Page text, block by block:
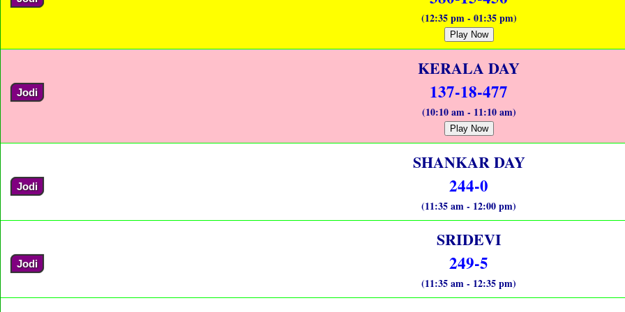
(12:35 pm - 01:35 pm)
Play Now
KERALA DAY
Jodi 137-18-477
(10:10 am - 11:10 am)
Play Now
SHANKAR DAY
Jodi 244-0
(11:35 am - 12:00 pm)
SRIDEVI
Jodi 249-5
(11:35 am - 12:35 pm)